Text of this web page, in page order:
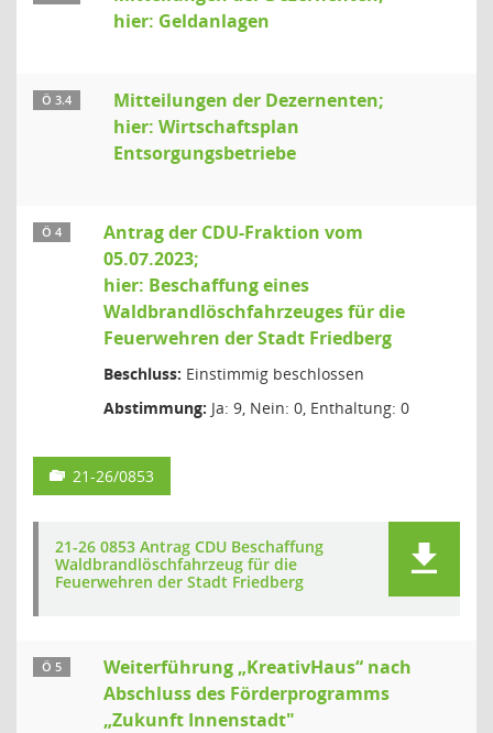
hier: Geldanlagen
Ö 3.4
Mitteilungen der Dezernenten;
hier: Wirtschaftsplan
Entsorgungsbetriebe
Ö 4
Antrag der CDU-Fraktion vom
05.07.2023;
hier: Beschaffung eines
Waldbrandlöschfahrzeuges für die
Feuerwehren der Stadt Friedberg
Beschluss: Einstimmig beschlossen
Abstimmung: Ja: 9, Nein: 0, Enthaltung: 0
21-26/0853
21-26 0853 Antrag CDU Beschaffung
Waldbrandlöschfahrzeug für die
Feuerwehren der Stadt Friedberg
Ö 5
Weiterführung „KreativHaus“ nach
Abschluss des Förderprogramms
„Zukunft Innenstadt"